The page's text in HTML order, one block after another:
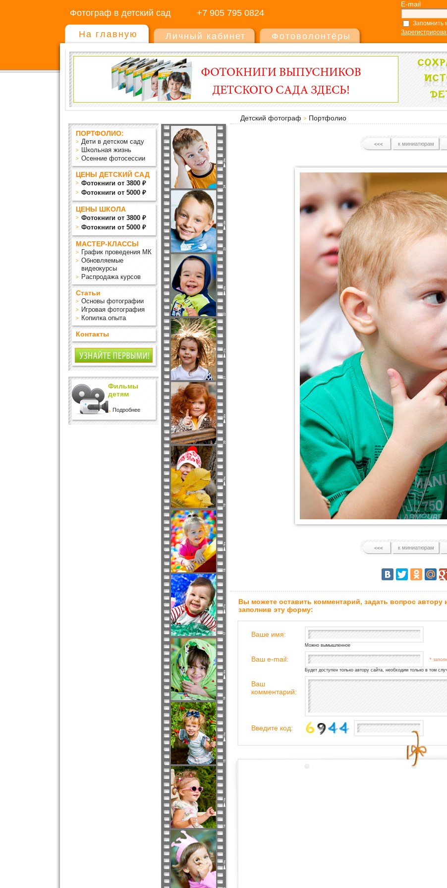
Фотограф в детский сад +7 905 795 0824
E-mail
Запомнить
На главную Личный кабинет Фотоволонтёры
Детский фотограф
Портфолио
ПОРТФОЛИО:
Дети в детском саду
Школьная жизнь
Осенние фотосессии
ЦЕНЫ ДЕТСКИЙ САД
Фотокниги от 3800 ₽
Фотокниги от 5000 ₽
ЦЕНЫ ШКОЛА
Фотокниги от 3800 ₽
Фотокниги от 5000 ₽
МАСТЕР-КЛАССЫ
График проведения МК
Обновляемые
видеокурсы
Распродажа курсов
Статьи
Основы фотографии
Игровая фотография
Копилка опыта
Контакты
Фильмы
детям
Подробнее
к миниатюрам
к миниатюрам
Вы можете оставить комментарий, задать вопрос
заполнив эту форму:
Ваше имя:
Можно вымышленное
Ваш e-mail: *
Будет доступен только автору сайта, необходим только в том
Ваш
комментарий:
Введите код: